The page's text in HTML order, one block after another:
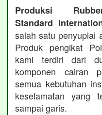
Produksi
Standard
salah satu penyuplai
Produk pengikat
kami terdiri dari
komponen cairan
semua kebutuhan
keselamatan yang
sampai garis.